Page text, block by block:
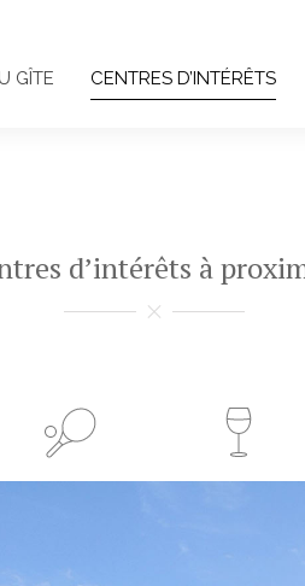
GÎTE CENTRES D’INTÉRÊTS
d’intérêts à